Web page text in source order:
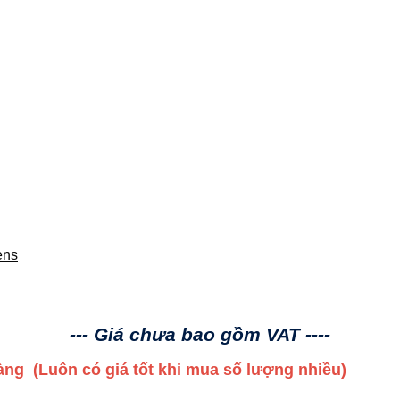
--- Giá chưa bao gồm VAT ----
(Luôn có giá tốt khi mua số lượng nhiều)